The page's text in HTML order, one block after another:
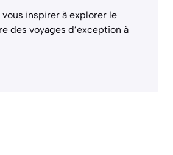
inspirer à explorer le
des voyages d’exception à